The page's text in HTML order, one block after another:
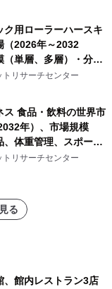
ク用ローラーハースキ
（2026年～2032
（単層、多層）・分析
リサーチセンター
ス 食品・飲料の世界市
年）、市場規模
、体重管理、スポーツ
ポートを発表
リサーチセンター
る
、館内レストラン3店